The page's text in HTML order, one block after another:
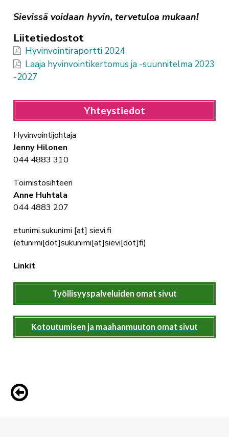
Sievissä voidaan hyvin, tervetuloa mukaan!
Liitetiedostot
Hyvinvointiraportti 2024
Laaja hyvinvointikertomus ja -suunnitelma 2023
-2027
Yhteystiedot
Hyvinvointijohtaja
Jenny Hilonen
044 4883 310
Toimistosihteeri
Anne Huhtala
044 4883 207
etunimi.sukunimi [at] sievi.fi
(etunimi[dot]sukunimi[at]sievi[dot]fi)
Linkit
Työllisyyspalveluiden omat sivut
Kotoutumisen ja maahanmuuton omat sivut